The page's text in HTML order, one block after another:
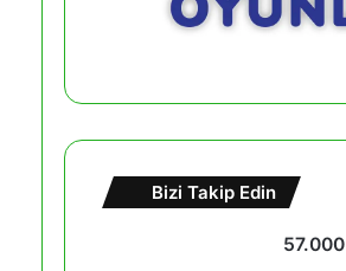
Bizi Takip Edin
57.000